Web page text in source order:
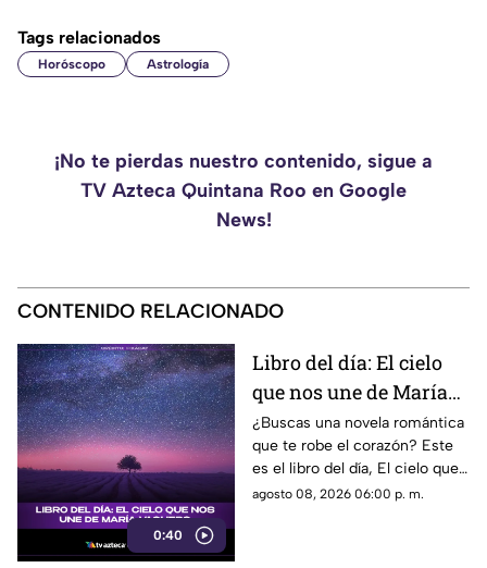
Tags relacionados
Horóscopo Astrología
¡No te pierdas nuestro contenido, sigue a
TV Azteca Quintana Roo en Google
News!
CONTENIDO RELACIONADO
0:40
Libro del día: El cielo
que nos une de María
Vaquero
¿Buscas una novela romántica
que te robe el corazón? Este
es el libro del día, El cielo que
nos une, de María Vaquero.
agosto 08, 2026 06:00 p. m.